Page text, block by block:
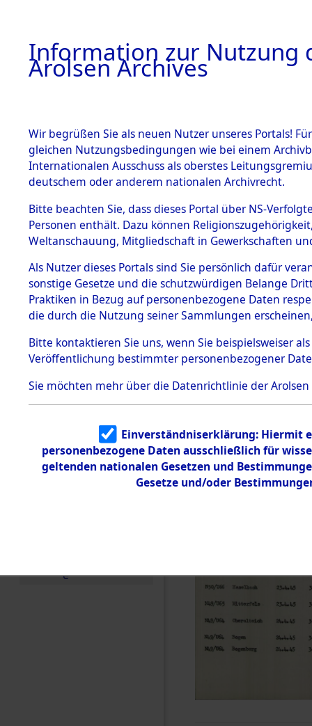
BILD
BESTÄNDE
1.
mente
5. Verschiedenes
5.3
Todesmärsche
5.3.1 Alliierte
Erhebungen
zu
Todesmärsch
en
5.3.2
Identifizierun
5.3.3
Todesmärsch
e
Nachforschungen
Todesmärschen
0001 (84625745)
Information zur Nutzung
Arolsen Archives
Wir begrüßen Sie als neuen Nutzer unseres Portals!
gleichen Nutzungsbedingungen wie bei einem
Internationalen Ausschuss als oberstes
deutschem oder anderem nationalen Archivrecht.
Bitte beachten Sie, dass dieses Portal über NS-
Personen enthält. Dazu können
Weltanschauung, Mitgliedschaft in Gewerkschaften
Als Nutzer dieses Portals sind Sie persönlich dafür
sonstige Gesetze und die schutzwürdigen Belange
Praktiken in Bezug auf personenbezogene Daten
die durch die Nutzung seiner Sammlungen
Bitte kontaktieren Sie uns, wenn Sie beispielsweiser
Veröffentlichung bestimmter personenbezogener
Sie möchten mehr über die Datenrichtlinie der Arolsen
Einverständniserklärung: Hiermit
personenbezogene Daten ausschließlich für
geltenden nationalen Gesetzen und
Gesetze und/oder